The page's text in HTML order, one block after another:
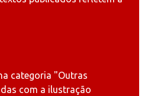
categoria "Outras
com a ilustração